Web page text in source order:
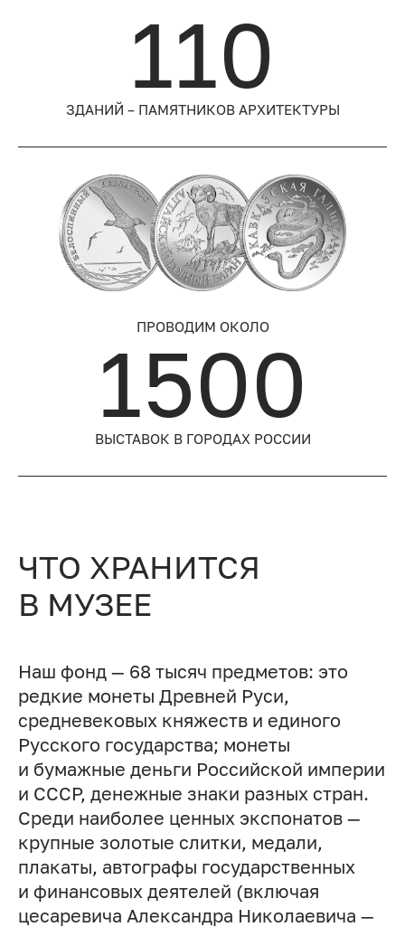
110
ЗДАНИЙ – ПАМЯТНИКОВ АРХИТЕКТУРЫ
ПРОВОДИМ ОКОЛО
1500
ВЫСТАВОК В ГОРОДАХ РОССИИ
ЧТО ХРАНИТСЯ
В МУЗЕЕ
Наш фонд — 68 тысяч предметов: это
редкие монеты Древней Руси,
средневековых княжеств и единого
Русского государства; монеты
и бумажные деньги Российской империи
и СССР, денежные знаки разных стран.
Среди наиболее ценных экспонатов —
крупные золотые слитки, медали,
плакаты, автографы государственных
и финансовых деятелей (включая
цесаревича Александра Николаевича —